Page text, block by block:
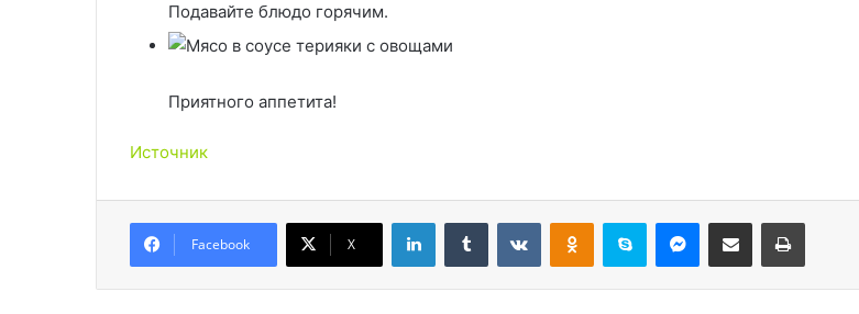
Подавайте блюдо горячим.
Приятного аппетита!
Источник
Facebook X
LinkedInTumblr ВконтактеОдноклассники
Skype Messenger
Поделиться через электронную почту Печатать